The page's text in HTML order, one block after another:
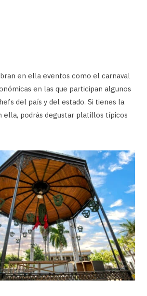
en ella eventos como el carnaval
en las que participan algunos
del país y del estado. Si tienes la
ella, podrás degustar platillos típicos